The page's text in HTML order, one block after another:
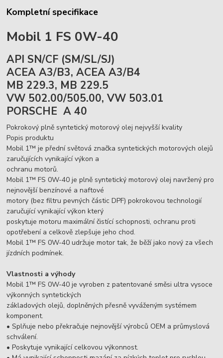
Kompletní specifikace
Mobil 1 FS 0W-40
API SN/CF (SM/SL/SJ)
ACEA A3/B3, ACEA A3/B4
MB 229.3, MB 229.5
VW 502.00/505.00, VW 503.01
PORSCHE A 40
Pokrokový plně syntetický motorový olej nejvyšší kvality
Popis produktu
Mobil 1™ je přední světová značka syntetických motorových olejů
zaručujících vynikající výkon a
ochranu motorů.
Mobil 1™ FS 0W-40 je plně syntetický motorový olej navržený pro
nejnovější benzínové a naftové
motory (bez filtru pevných částic DPF) pokrokovou technologií
zaručující vynikající výkon který
poskytuje motoru maximální čistící schopnosti, ochranu proti
opotřebení a celkově zlepšuje jeho chod.
Mobil 1™ FS 0W-40 udržuje motor tak, že běží jako nový za všech
jízdních podmínek.
Vlastnosti a výhody
Mobil 1™ FS 0W-40 je vyroben z patentované směsi ultra vysoce
výkonných syntetických
základových olejů, doplněných přesně vyváženým systémem
komponent.
• Splňuje nebo překračuje nejnovější výrobců OEM a průmyslová
schválení.
• Poskytuje vynikající celkovou výkonnost.